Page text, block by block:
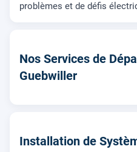
problèmes et de défis
Nos Services de
Guebwiller
Installation de